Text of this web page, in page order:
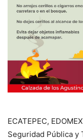
ECATEPEC,
Seguridad Pública y